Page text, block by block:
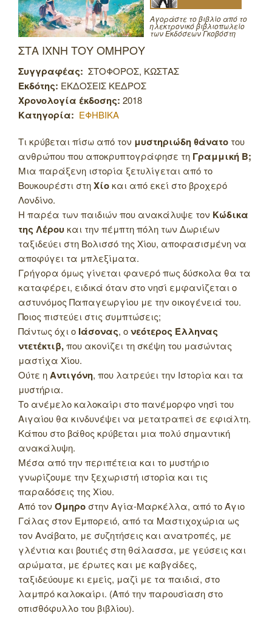
Αγοράστε το βιβλίο από το
ηλεκτρονικό βιβλιοπωλείο
των Εκδόσεων Γκοβόστη
ΣΤΑ ΙΧΝΗ ΤΟΥ ΟΜΗΡΟΥ
Συγγραφέας: ΣΤΟΦΟΡΟΣ, ΚΩΣΤΑΣ
Εκδότης: ΕΚΔΟΣΕΙΣ ΚΕΔΡΟΣ
Χρονολογία έκδοσης: 2018
Κατηγορία: ΕΦΗΒΙΚΑ
Τι κρύβεται πίσω από τον μυστηριώδη θάνατο του
ανθρώπου που αποκρυπτογράφησε τη Γραμμική Β;
Μια παράξενη ιστορία ξετυλίγεται από το
Βουκουρέστι στηΧίοκαι από εκεί στο βροχερό
Λονδίνο.
Η παρέα των παιδιών που ανακάλυψε τον Κώδικα
της Λέρουκαι την πέμπτη πόλη των Δωριέων
ταξιδεύει στη Βολισσό της Χίου, αποφασισμένη να
αποφύγει τα μπλεξίματα.
Γρήγορα όμως γίνεται φανερό πως δύσκολα θα τα
καταφέρει, ειδικά όταν στο νησί εμφανίζεται ο
αστυνόμος Παπαγεωργίου με την οικογένειά του.
Ποιος πιστεύει στις συμπτώσεις;
Πάντως όχι ο Ιάσονας, ονεότερος Έλληνας
ντετέκτιβ,που ακονίζει τη σκέψη του μασώντας
μαστίχα Χίου.
Ούτε ηΑντιγόνη, που λατρεύει την Ιστορία και τα
μυστήρια.
Το ανέμελο καλοκαίρι στο πανέμορφο νησί του
Αιγαίου θα κινδυνέψει να μετατραπεί σε εφιάλτη.
Κάπου στο βάθος κρύβεται μια πολύ σημαντική
ανακάλυψη.
Μέσα από την περιπέτεια και το μυστήριο
γνωρίζουμε την ξεχωριστή ιστορία και τις
παραδόσεις της Χίου.
Από τον Όμηρο στην Αγία-Μαρκέλλα, από το Άγιο
Γάλας στον Εμπορειό, από τα Μαστιχοχώρια ως
τον Ανάβατο, με συζητήσεις και ανατροπές, με
γλέντια και βουτιές στη θάλασσα, με γεύσεις και
αρώματα, με έρωτες και με καβγάδες,
ταξιδεύουμε κι εμείς, μαζί με τα παιδιά, στο
λαμπρό καλοκαίρι. (Από την παρουσίαση στο
οπισθόφυλλο του βιβλίου).